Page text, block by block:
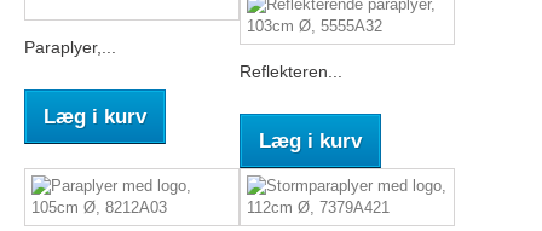
Paraplyer,...
Læg i kurv
Reflekteren...
Læg i kurv